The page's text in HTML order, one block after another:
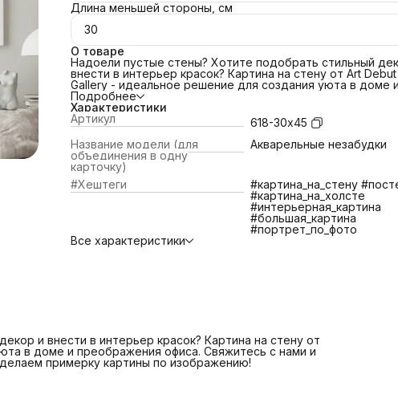
Длина меньшей стороны, см
30
О товаре
Надоели пустые стены? Хотите подобрать стильный
внести в интерьер красок? Картина на стену от Art Debut
Gallery - идеальное решение для создания уюта в доме и
преображения офиса. Свяжитесь с нами и мы поможем
подобрать картину под ваш интерьер! Сделаем примерку
картины по изображению!
ПОЧЕМУ ВЫБРАТЬ НАС?
📌 Холст благородной фактуры 380 гр/м2;
📌Европейский стандарт латексной печати (экологичные и
яркие краски).
📌Латексные чернила превосходят сольвентные,
экосольвентные, пигментные, в вопросах качества
противостояния царапинам, экологичности и
📌 Изготовление и отправка 1-2 дняЧТО ВХОДИТ В
📌 Печать на плотном качественном холсте
📌 Галерейная натяжка холста на сосновый подрамник
Подробнее
Характеристики
Артикул
618-30х45
Название модели (для
объединения в одну
карточку)
Акварельные незабудки
#Хештеги
#картина_на_стену
#картина_на_холсте
#интерьерная_картина
#большая_картина
#портрет_по_фото
Все характеристики
и внести в интерьер красок? Картина на стену от
в доме и преображения офиса. Свяжитесь с нами и
примерку картины по изображению!